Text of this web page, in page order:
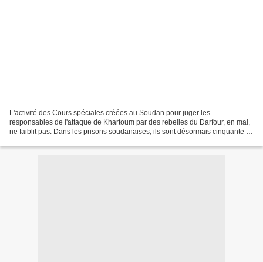
L'activité des Cours spéciales créées au Soudan pour juger les
responsables de l'attaque de Khartoum par des rebelles du Darfour, en mai,
ne faiblit pas. Dans les prisons soudanaises, ils sont désormais cinquante à